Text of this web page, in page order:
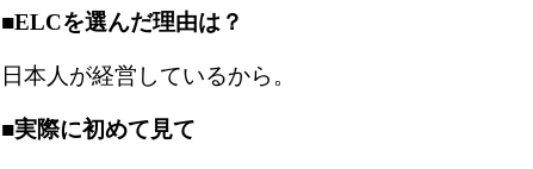
■ELCを選んだ理由は？
日本人が経営しているから。
■実際に初めて見て